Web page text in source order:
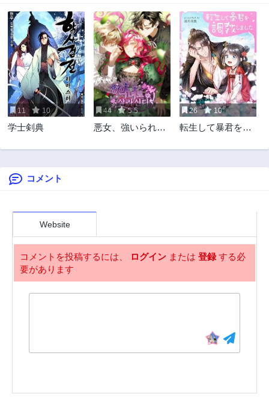
第18話
2年前
第17話
2年前
第16話
2年前
第15話
2年前
第14話
2年前
第13話
2年前
第12話
2年前
第11話
2年前
第10話 第9話
第8話
第6話
2年前 2年前
第2話
11 10
学士剣典
44 5.5
悪女、強いられて
26 10
転生して暴君を調
コメント
Website
コメントを投稿するには、 ログイン または 登録する必
要があります